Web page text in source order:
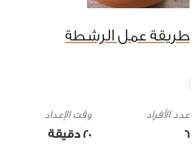
طريقة عمل الرشطة
6
وقت الإعداد
20 ‎دقيقة